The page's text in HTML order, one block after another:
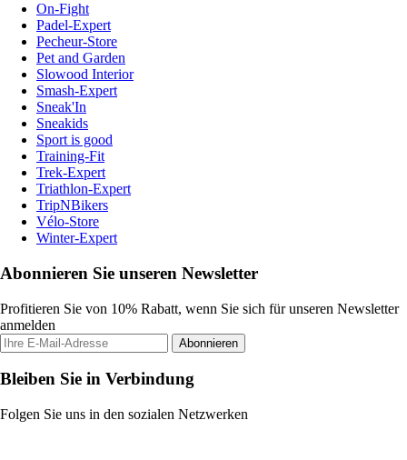
On-Fight
Padel-Expert
Pecheur-Store
Pet and Garden
Slowood Interior
Smash-Expert
Sneak'In
Sneakids
Sport is good
Training-Fit
Trek-Expert
Triathlon-Expert
TripNBikers
Vélo-Store
Winter-Expert
Abonnieren Sie unseren Newsletter
Profitieren Sie von 10% Rabatt, wenn Sie sich für unseren Newsletter
anmelden
Abonnieren
Bleiben Sie in Verbindung
Folgen Sie uns in den sozialen Netzwerken